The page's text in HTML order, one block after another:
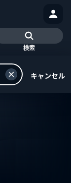
検索
キャンセル